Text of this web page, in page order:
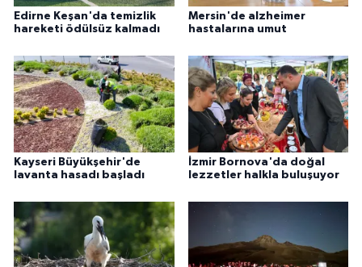
Edirne Keşan'da temizlik
hareketi ödülsüz kalmadı
Mersin'de alzheimer
hastalarına umut
Kayseri Büyükşehir'de
lavanta hasadı başladı
İzmir Bornova'da doğal
lezzetler halkla buluşuyor